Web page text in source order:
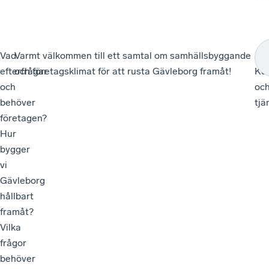
Vad
efterfrågar
och
behöver
företagen?
Hur
bygger
vi
Gävleborg
hållbart
framåt?
Vilka
frågor
behöver
Varmt välkommen till ett samtal om samhällsbyggande
och företagsklimat för att rusta Gävleborg framåt!